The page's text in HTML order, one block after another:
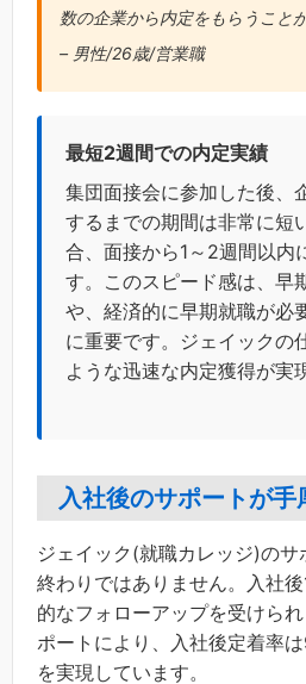
数の企業から内定をもらうこと
– 男性/26歳/営業職
最短2週間での内定実績
集団面接会に参加した後、
するまでの期間は非常に短
合、面接から1～2週間以内
す。このスピード感は、早
や、経済的に早期就職が必
に重要です。ジェイックの
ような迅速な内定獲得が実
入社後のサポートが手
ジェイック(就職カレッジ)の
終わりではありません。入社
的なフォローアップを受けら
ポートにより、入社後定着率
を実現しています。